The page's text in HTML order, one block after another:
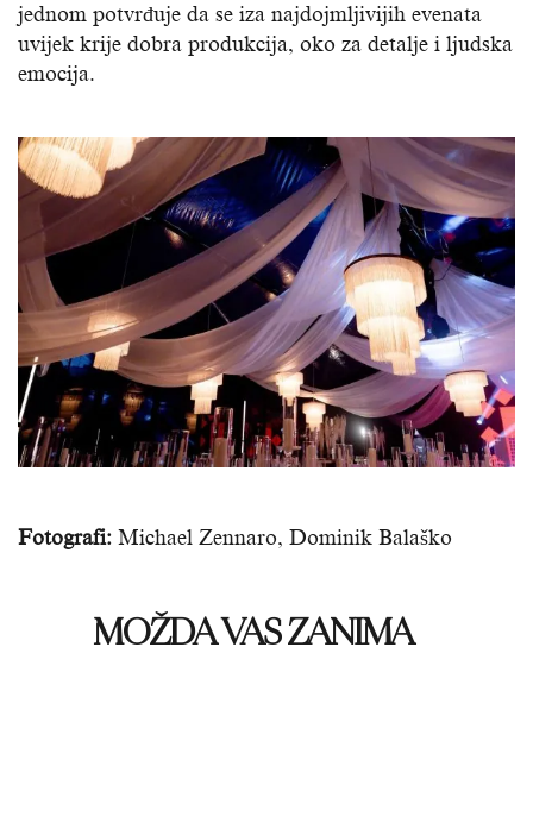
jednom potvrđuje da se iza najdojmljivijih evenata
uvijek krije dobra produkcija, oko za detalje i ljudska
emocija.
Fotografi: Michael Zennaro, Dominik Balaško
MOŽDA VAS ZANIMA